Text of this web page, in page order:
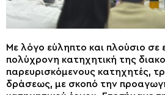
Με λόγο εύληπτο και πλούσιο σε
πολύχρονη κατηχητική της
παρευρισκόμενους κατηχητές,
δράσεως, με σκοπό την